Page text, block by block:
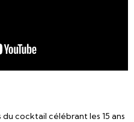
cocktail célébrant les 15 ans